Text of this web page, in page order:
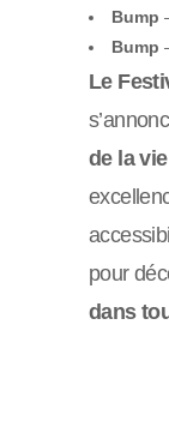
Bump
Bump
Le
de la
pour
dans